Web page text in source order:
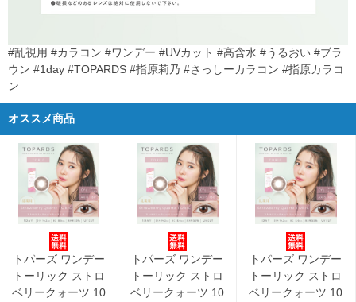
#乱視用 #カラコン #ワンデー #UVカット #高含水 #うるおい #ブラ
ウン #1day #TOPARDS #指原莉乃 #さっしーカラコン #指原カラコ
ン
オススメ商品
トパーズ ワンデー
トーリック ストロ
ベリークォーツ 10
トパーズ ワンデー
トーリック ストロ
ベリークォーツ 10
トパーズ ワンデー
トーリック ストロ
ベリークォーツ 10